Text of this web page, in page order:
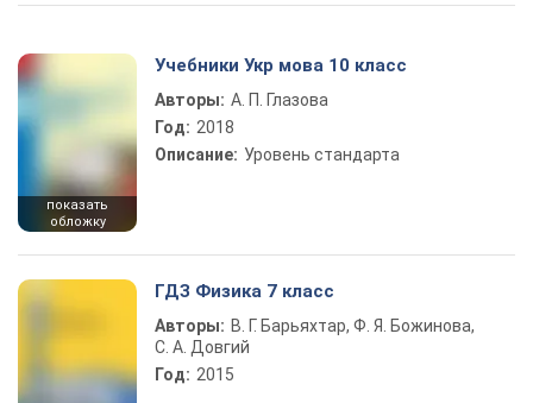
Play Video
показать
обложку
Учебники Укр мова 10 класс
Авторы: А. П. Глазова
Год: 2018
Описание: Уровень стандарта
ГДЗ Физика 7 класс
Авторы: В. Г. Барьяхтар, Ф. Я. Божинова,
С. А. Довгий
Год: 2015